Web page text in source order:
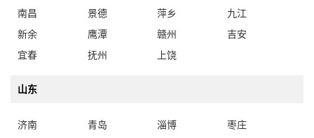
南昌 景德 萍乡
九江
新余
鹰潭 赣州
吉安
宜春
抚州 上饶
山东
济南 青岛 淄博
枣庄